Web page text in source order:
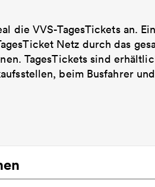
die VVS-TagesTickets an.
Netz durch das
TagesTickets sind
beim Busfahrer